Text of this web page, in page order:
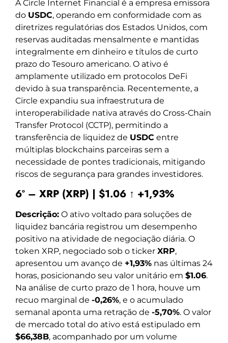
A Circle Internet Financial é a empresa emissora
do USDC, operando em conformidade com as
diretrizes regulatórias dos Estados Unidos, com
reservas auditadas mensalmente e mantidas
integralmente em dinheiro e títulos de curto
prazo do Tesouro americano. O ativo é
amplamente utilizado em protocolos DeFi
devido à sua transparência. Recentemente, a
Circle expandiu sua infraestrutura de
interoperabilidade nativa através do Cross-Chain
Transfer Protocol (CCTP), permitindo a
transferência de liquidez de USDC entre
múltiplas blockchains parceiras sem a
necessidade de pontes tradicionais, mitigando
riscos de segurança para grandes investidores.
6º – XRP (XRP) | $1.06 ↑ +1,93%
Descrição: O ativo voltado para soluções de
liquidez bancária registrou um desempenho
positivo na atividade de negociação diária. O
token XRP, negociado sob o ticker XRP,
apresentou um avanço de +1,93% nas últimas 24
horas, posicionando seu valor unitário em $1.06.
Na análise de curto prazo de 1 hora, houve um
recuo marginal de -0,26%, e o acumulado
semanal aponta uma retração de -5,70%. O valor
de mercado total do ativo está estipulado em
$66,38B, acompanhado por um volume